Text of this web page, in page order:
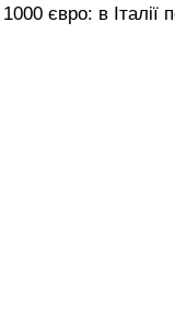
євро: в Італії